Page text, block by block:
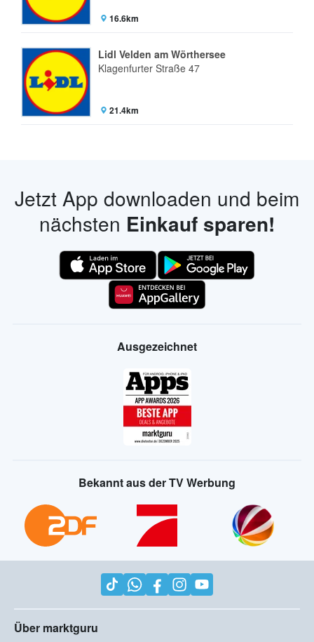
16.6km
Lidl Velden am Wörthersee
Klagenfurter Straße 47
21.4km
Jetzt App downloaden und beim
nächsten Einkauf sparen!
Ausgezeichnet
Bekannt aus der TV Werbung
Über marktguru